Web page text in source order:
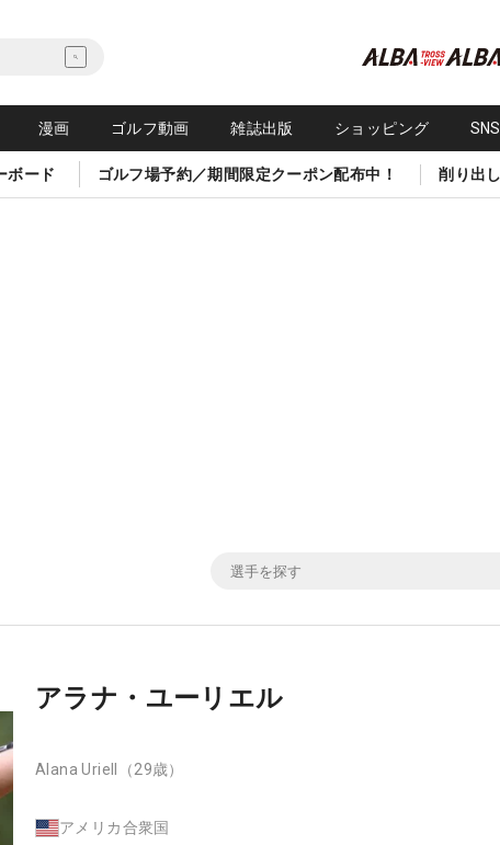
漫画 ゴルフ動画 雑誌出版 ショッピング
ボード ゴルフ場予約／期間限定クーポン配布中！ 削り出
アラナ・ユーリエル
Alana Uriell （29歳）
アメリカ合衆国